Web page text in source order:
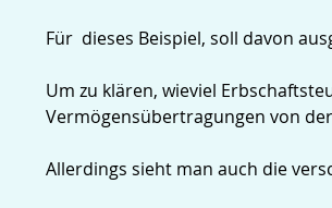
Für dieses Beispiel, soll davon
Um zu klären, wieviel
Vermögensübertragungen von
Allerdings sieht man auch die